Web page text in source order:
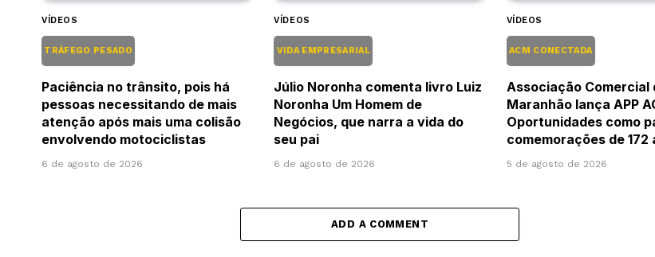
VÍDEOS
TRÁFEGO PESADO
Paciência no trânsito, pois há
pessoas necessitando de mais
atenção após mais uma colisão
envolvendo motociclistas
6 de agosto de 2026
VÍDEOS
VIDA EMPRESARIAL
Júlio Noronha comenta livro Luiz
Noronha Um Homem de
Negócios, que narra a vida do
seu pai
6 de agosto de 2026
VÍDEOS
ACM CONECTADA
Associação Comercial
Maranhão lança APP
Oportunidades como
comemorações de 172
5 de agosto de 2026
ADD A COMMENT